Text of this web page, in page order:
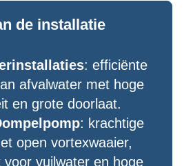
de installatie
: efficiënte
afvalwater met hoge
en grote doorlaat.
: krachtige
open vortexwaaier,
voor vuilwater en hoge